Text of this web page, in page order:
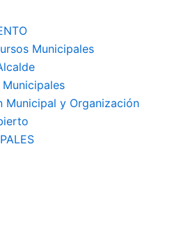
Municipales
Municipales
Municipal y Organización